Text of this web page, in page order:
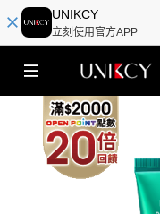
UNIKCY
立刻使用官方APP